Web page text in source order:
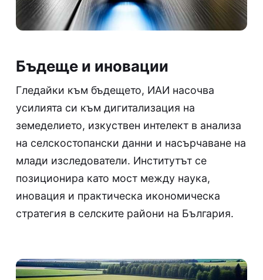
Бъдеще и иновации
Гледайки към бъдещето, ИАИ насочва
усилията си към дигитализация на
земеделието, изкуствен интелект в анализа
на селскостопански данни и насърчаване на
млади изследователи. Институтът се
позиционира като мост между наука,
иновация и практическа икономическа
стратегия в селските райони на България.